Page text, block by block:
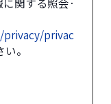
privacy/privac
。